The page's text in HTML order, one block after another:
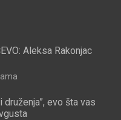
Aleksa Rakonjac
druženja”, evo šta vas